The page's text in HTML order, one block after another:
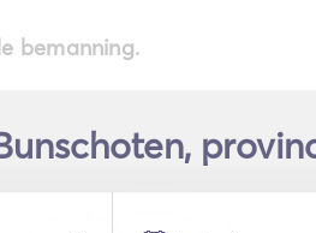
bemanning.